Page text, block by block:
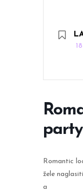
Romantic
žele
a